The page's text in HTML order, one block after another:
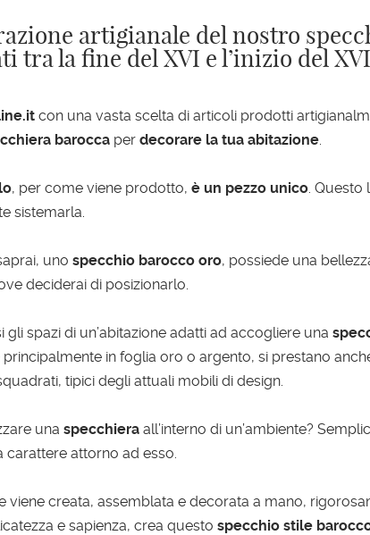
artigianale del nostro
tra la fine del XVI e l’inizio del
con una vasta scelta di articoli prodotti
barocca per decorare la tua abitazione.
, per come viene prodotto,è un pezzo unico.
sistemarla.
unospecchio barocco oro, possiede una
deciderai di posizionarlo.
gli spazi di un’abitazione adatti ad accogliere una
in foglia oro o argento, si prestano
tipici degli attuali mobili di design.
unaspecchiera all’interno di un’ambiente?
carattere attorno ad esso.
viene creata, assemblata e decorata a mano,
e sapienza, crea questospecchio stile